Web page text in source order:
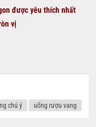
được yêu thích nhất
vị
chú ý uống rượu vang